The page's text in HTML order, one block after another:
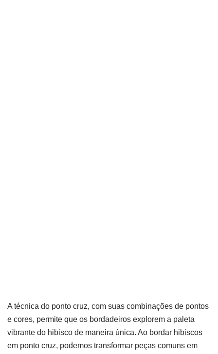
A técnica do ponto cruz, com suas combinações de pontos
e cores, permite que os bordadeiros explorem a paleta
vibrante do hibisco de maneira única. Ao bordar hibiscos
em ponto cruz, podemos transformar peças comuns em